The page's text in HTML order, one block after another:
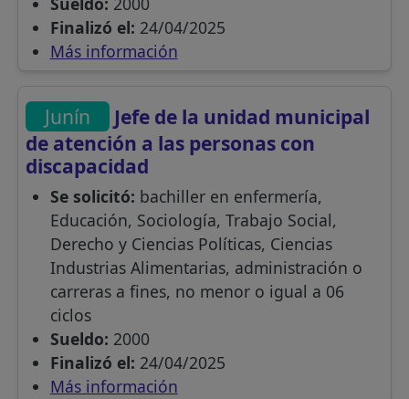
Finalizó el: 24/04/2025
Más información
Junín
Jefe de la unidad municipal
de atención a las personas con
discapacidad
Se solicitó: bachiller en enfermería,
Educación, Sociología, Trabajo Social,
Derecho y Ciencias Políticas, Ciencias
Industrias Alimentarias, administración o
carreras a fines, no menor o igual a 06
ciclos
Sueldo: 2000
Finalizó el: 24/04/2025
Más información